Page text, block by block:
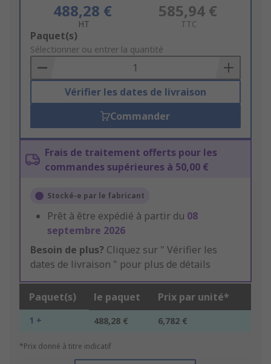
488,28 €
HT
585,94 €
TTC
Add
to
Basket
Paquet(s)
Sélectionner ou entrer la quantité
Vérifier les dates de livraison
Commander
Frais de traitement offerts pour les
commandes supérieures à 50,00 €
Stocké-e par le fabricant
Prêt à être expédié à partir du 08
septembre 2026
Besoin de plus? Cliquez sur " Vérifier les
dates de livraison " pour plus de détails
Paquet(s) le paquet Prix par unité*
1 + 488,28 € 6,782 €
*Prix donné à titre indicatif